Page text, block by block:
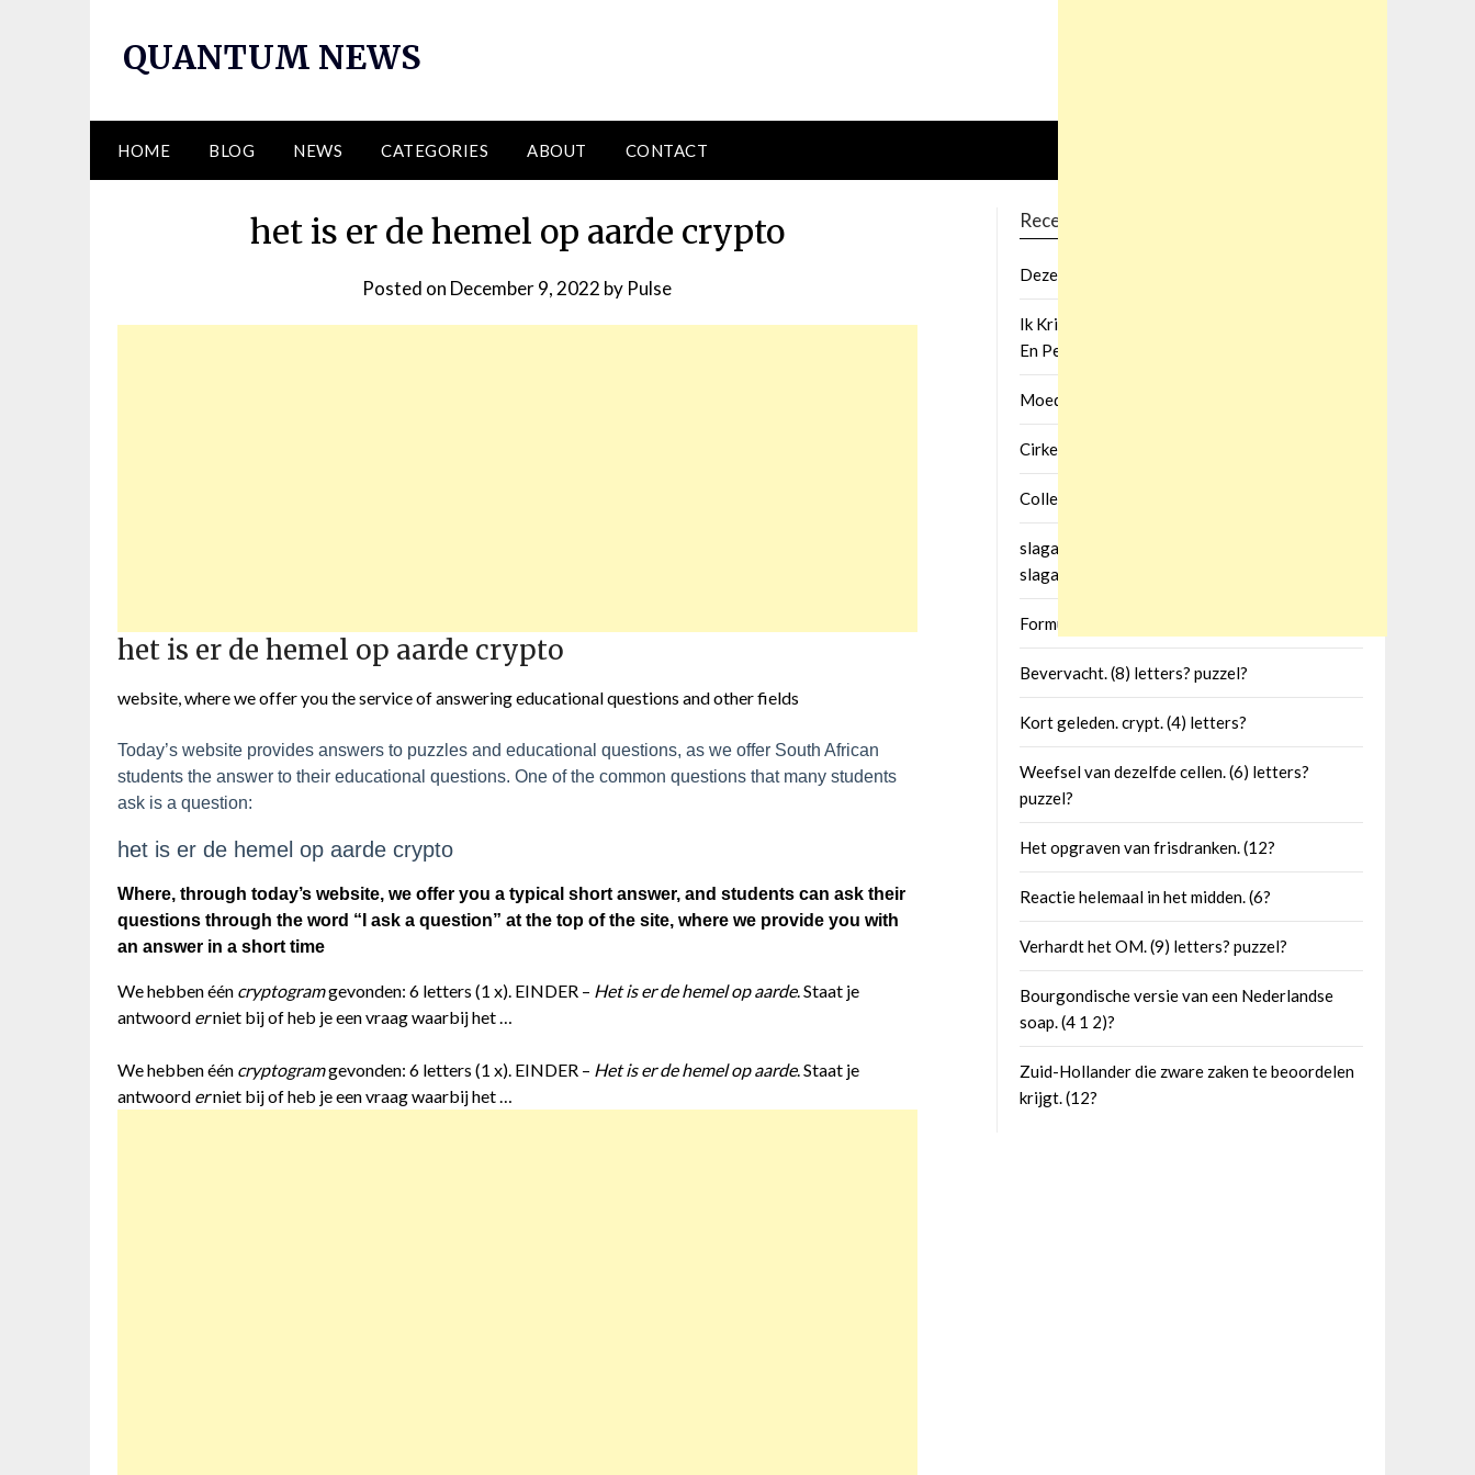
QUANTUM NEWS
HOME BLOG NEWS CATEGORIES ABOUT CONTACT
het is er de hemel op aarde crypto
Posted on December 9, 2022 by Pulse
het is er de hemel op aarde crypto
website, where we offer you the service of answering educational questions and other fields
Today’s website provides answers to puzzles and educational questions, as we offer South African
students the answer to their educational questions. One of the common questions that many students
ask is a question:
het is er de hemel op aarde crypto
Where, through today’s website, we offer you a typical short answer, and students can ask their
questions through the word “I ask a question” at the top of the site, where we provide you with
an answer in a short time
We hebben één cryptogramgevonden: 6 letters (1 x). EINDER – Het is er de hemel op aarde. Staat je
antwoord erniet bij of heb je een vraag waarbij het …
We hebben één cryptogramgevonden: 6 letters (1 x). EINDER – Het is er de hemel op aarde. Staat je
antwoord erniet bij of heb je een vraag waarbij het …
Recent Posts
Deze Extreme Kleur Lijkt Op Paars.?
Ik Krijg Nogmaals Een Melding Van Willemijn
En Peter.?
Moedwillige Verliezen.?
Cirkel Door De Polen.?
Collega van Bayer en Henkel. (4) letters?
slagaders zijn vertakkingen van deze grote
slagader. (5) letters?
Formulering. (8) letters? puzzel?
Bevervacht. (8) letters? puzzel?
Kort geleden. crypt. (4) letters?
Weefsel van dezelfde cellen. (6) letters?
puzzel?
Het opgraven van frisdranken. (12?
Reactie helemaal in het midden. (6?
Verhardt het OM. (9) letters? puzzel?
Bourgondische versie van een Nederlandse
soap. (4 1 2)?
Zuid-Hollander die zware zaken te beoordelen
krijgt. (12?